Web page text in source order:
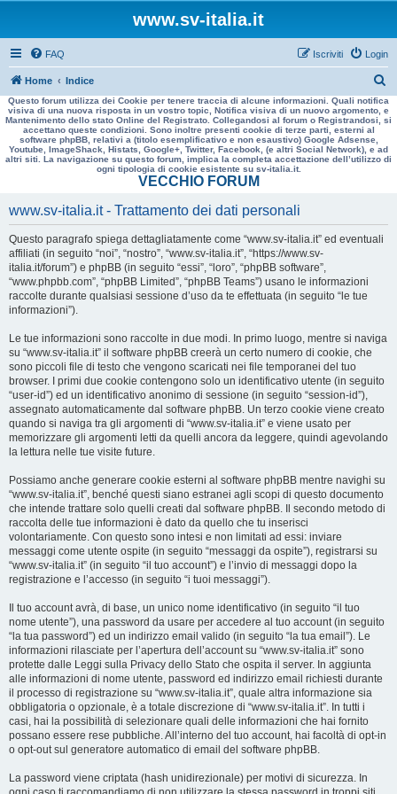
www.sv-italia.it
FAQ Login
Iscriviti
Home Indice
e
r
a
Questo forum utilizza dei Cookie per tenere traccia di alcune informazioni. Quali notifica
visiva di una nuova risposta in un vostro topic, Notifica visiva di un nuovo argomento, e
Mantenimento dello stato Online del Registrato. Collegandosi al forum o Registrandosi, si
accettano queste condizioni. Sono inoltre presenti cookie di terze parti, esterni al
software phpBB, relativi a (titolo esemplificativo e non esaustivo) Google Adsense,
Youtube, ImageShack, Histats, Google+, Twitter, Facebook, (e altri Social Network), e ad
altri siti. La navigazione su questo forum, implica la completa accettazione dell’utilizzo di
ogni tipologia di cookie esistente su sv-italia.it.
VECCHIO FORUM
www.sv-italia.it - Trattamento dei dati personali
Questo paragrafo spiega dettagliatamente come “www.sv-italia.it” ed eventuali
affiliati (in seguito “noi”, “nostro”, “www.sv-italia.it”, “https://www.sv-
italia.it/forum”) e phpBB (in seguito “essi”, “loro”, “phpBB software”,
“www.phpbb.com”, “phpBB Limited”, “phpBB Teams”) usano le informazioni
raccolte durante qualsiasi sessione d’uso da te effettuata (in seguito “le tue
informazioni”).
Le tue informazioni sono raccolte in due modi. In primo luogo, mentre si naviga
su “www.sv-italia.it” il software phpBB creerà un certo numero di cookie, che
sono piccoli file di testo che vengono scaricati nei file temporanei del tuo
browser. I primi due cookie contengono solo un identificativo utente (in seguito
“user-id”) ed un identificativo anonimo di sessione (in seguito “session-id”),
assegnato automaticamente dal software phpBB. Un terzo cookie viene creato
quando si naviga tra gli argomenti di “www.sv-italia.it” e viene usato per
memorizzare gli argomenti letti da quelli ancora da leggere, quindi agevolando
la lettura nelle tue visite future.
Possiamo anche generare cookie esterni al software phpBB mentre navighi su
“www.sv-italia.it”, benché questi siano estranei agli scopi di questo documento
che intende trattare solo quelli creati dal software phpBB. Il secondo metodo di
raccolta delle tue informazioni è dato da quello che tu inserisci
volontariamente. Con questo sono intesi e non limitati ad essi: inviare
messaggi come utente ospite (in seguito “messaggi da ospite”), registrarsi su
“www.sv-italia.it” (in seguito “il tuo account”) e l’invio di messaggi dopo la
registrazione e l’accesso (in seguito “i tuoi messaggi”).
Il tuo account avrà, di base, un unico nome identificativo (in seguito “il tuo
nome utente”), una password da usare per accedere al tuo account (in seguito
“la tua password”) ed un indirizzo email valido (in seguito “la tua email”). Le
informazioni rilasciate per l’apertura dell’account su “www.sv-italia.it” sono
protette dalle Leggi sulla Privacy dello Stato che ospita il server. In aggiunta
alle informazioni di nome utente, password ed indirizzo email richiesti durante
il processo di registrazione su “www.sv-italia.it”, quale altra informazione sia
obbligatoria o opzionale, è a totale discrezione di “www.sv-italia.it”. In tutti i
casi, hai la possibilità di selezionare quali delle informazioni che hai fornito
possano essere rese pubbliche. All’interno del tuo account, hai facoltà di opt-in
o opt-out sul generatore automatico di email del software phpBB.
La password viene criptata (hash unidirezionale) per motivi di sicurezza. In